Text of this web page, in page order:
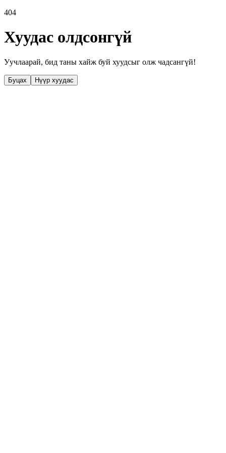
404
Хуудас олдсонгүй
Уучлаарай, бид таны хайж буй хуудсыг олж чадсангүй!
Буцах Нүүр хуудас